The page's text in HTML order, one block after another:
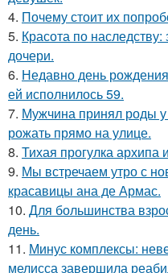
4. Почему стоит их
5. Красота по
дочери.
6. Недавно день
ей исполнилось 59.
7. Мужчина принял роды
рожать прямо на улице.
8. Тихая прогулка архипа
9. Мы встречаем утро с
красавицы ана де Армас.
10. Для большинства
день.
11. Минус комплексы:
мелисса завершила